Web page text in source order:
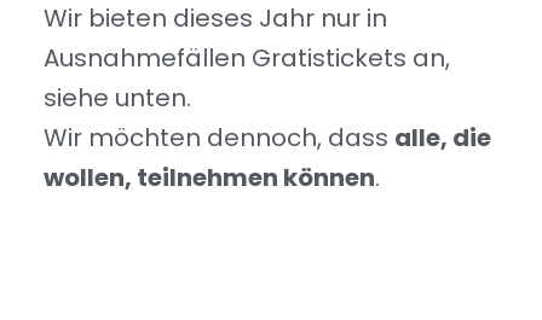
Wir bieten dieses Jahr nur in
Ausnahmefällen Gratistickets an,
siehe unten.
Wir möchten dennoch, dass alle, die
wollen, teilnehmen können.